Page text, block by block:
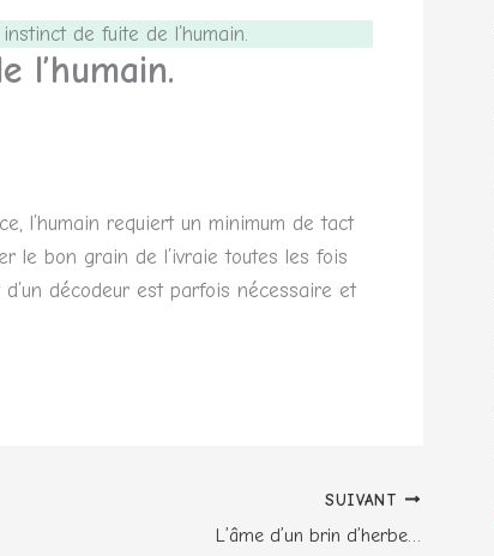
de fuite de l’humain.
l’humain.
l’humain requiert un minimum de tact
le bon grain de l’ivraie toutes les fois
décodeur est parfois nécessaire et
SUIVANT
L’âme d’un brin d’herbe…